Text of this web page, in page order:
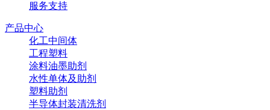
服务支持
产品中心
化工中间体
工程塑料
涂料油墨助剂
水性单体及助剂
塑料助剂
半导体封装清洗剂